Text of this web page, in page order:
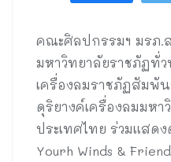
คณะศิลปกรรมฯ มรภ.
มหาวิทยาลัยราชภัฏทั่ว
เครื่องลมราชภัฏสัมพั
ดุริยางค์เครื่องลมมหา
ประเทศไทย ร่วมแสด
Yourh Winds &